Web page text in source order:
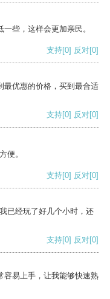
些，这样会更加亲民。
支持[0] 反对[0]
最优惠的价格，买到最合适
支持[0] 反对[0]
便。
支持[0] 反对[0]
已经玩了好几个小时，还
支持[0] 反对[0]
容易上手，让我能够快速熟